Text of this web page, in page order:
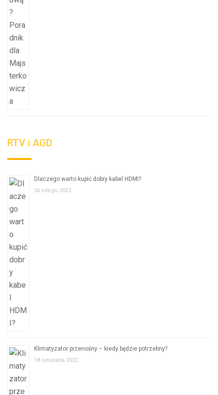
RTV i AGD
Dlaczego warto kupić dobry kabel HDMI?
26 lutego 2023
Klimatyzator przenośny – kiedy będzie potrzebny?
18 listopada 2022